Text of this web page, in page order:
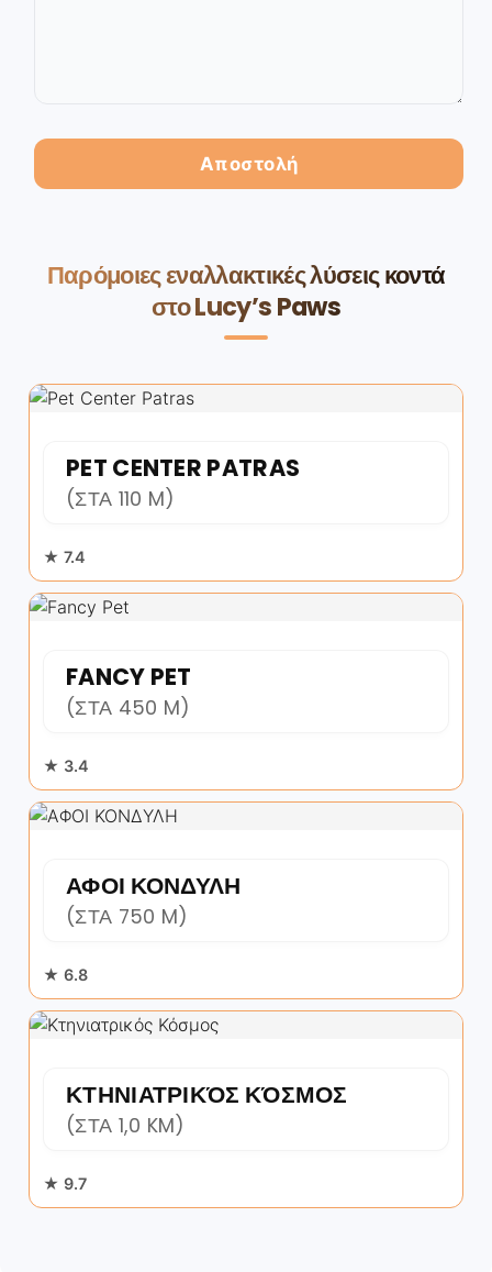
Παρόμοιες εναλλακτικές λύσεις κοντά
στο Lucy’s Paws
PET CENTER PATRAS
(ΣΤΑ 110 M)
★ 7.4
FANCY PET
(ΣΤΑ 450 M)
★ 3.4
ΑΦΟΙ ΚΟΝΔΥΛΗ
(ΣΤΑ 750 M)
★ 6.8
ΚΤΗΝΙΑΤΡΙΚΌΣ ΚΌΣΜΟΣ
(ΣΤΑ 1,0 KM)
★ 9.7